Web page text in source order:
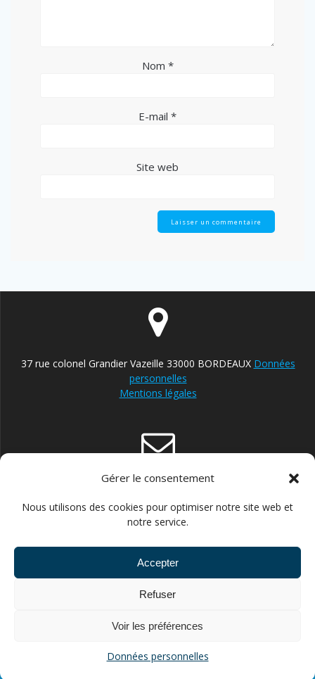
Gérer le consentement
Nous utilisons des cookies pour optimiser notre site web et
notre service.
Accepter
Refuser
Voir les préférences
Données personnelles
Nom *
E-mail *
Site web
37 rue colonel Grandier Vazeille 33000 BORDEAUX Données
personnelles
Mentions légales
contact@reparateur-velo-bordeaux.com
06.30.87.13.21 POUR ENTREPRISES ET STRUCTURES
PUBLIQUES //// 06.43.66.14.60 POUR PARTICULIERS
Mesmerize